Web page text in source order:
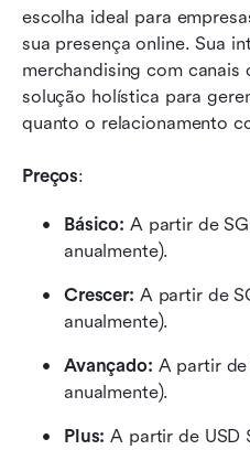
escolha ideal para
sua presença online. Sua
merchandising com canais
solução holística para
quanto o relacionamento
Preços:
Básico: A partir de
anualmente).
Crescer: A partir de
anualmente).
Avançado: A partir
anualmente).
Plus: A partir de USD